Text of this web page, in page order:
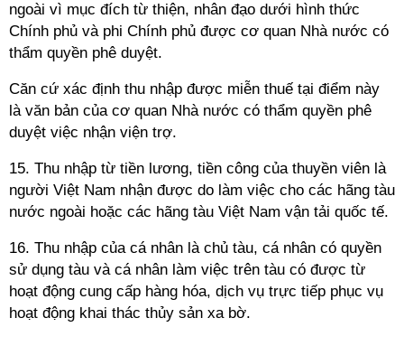
ngoài vì mục đích từ thiện, nhân đạo dưới hình thức
Chính phủ và phi Chính phủ được cơ quan Nhà nước có
thẩm quyền phê duyệt.
Căn cứ xác định thu nhập được miễn thuế tại điểm này
là văn bản của cơ quan Nhà nước có thẩm quyền phê
duyệt việc nhận viện trợ.
15. Thu nhập từ tiền lương, tiền công của thuyền viên là
người Việt Nam nhận được do làm việc cho các hãng tàu
nước ngoài hoặc các hãng tàu Việt Nam vận tải quốc tế.
16. Thu nhập của cá nhân là chủ tàu, cá nhân có quyền
sử dụng tàu và cá nhân làm việc trên tàu có được từ
hoạt động cung cấp hàng hóa, dịch vụ trực tiếp phục vụ
hoạt động khai thác thủy sản xa bờ.